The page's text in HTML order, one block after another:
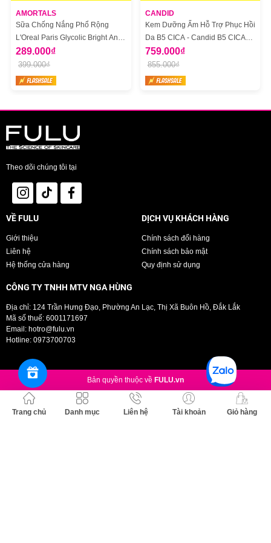
Trang chủ Danh mục Liên hệ Tài khoản Giỏ hàng
Không chứa Paraben, chất tạo màu, xà phòng, cồn, an toàn cho làn da
nhạy cảm.
Công thức không chứa dầu (oil-free) nên rất thích hợp cho da dầu.
Bảo quản:
nhiệt độ cao / ẩm ướt.
Tránh xa tầm tay trẻ em.
Thông số sản phẩm:
Thương hiệu:La Roche-Posay
Sản xuất tại:Pháp
AMORTALS
Sữa Chống Nắng Phổ Rộng
L'Oreal Paris Glycolic Bright Anti
Dark Spot Mờ Thâm Nám 50ml
289.000₫
399.000₫
CANDID
Kem Dưỡng Ẩm Hỗ Trợ Phục Hồi
Da B5 CICA - Candid B5 CICA
Repair & Soothing Cream
759.000₫
855.000₫
Theo dõi chúng tôi tại
VỀ FULU
Giới thiệu
Liên hệ
Hệ thống cửa hàng
DỊCH VỤ KHÁCH HÀNG
Chính sách đổi hàng
Chính sách bảo mật
Quy định sử dụng
CÔNG TY TNHH MTV NGA HÙNG
Địa chỉ: 124 Trần Hưng Đạo, Phường An Lạc, Thị Xã Buôn Hồ, Đắk Lắk
Mã số thuế: 6001171697
Email: hotro@fulu.vn
Hotline: 0973700703
Bản quyền thuộc về FULU.vn